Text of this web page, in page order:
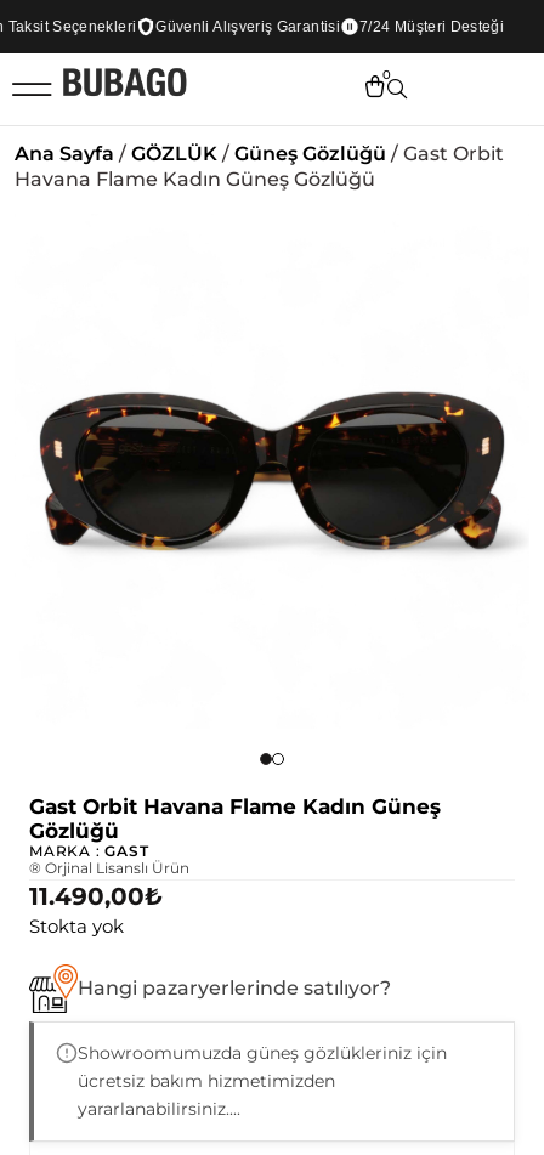
Seçenekleri Güvenli Alışveriş Garantisi 7/24 Müşteri Desteği
0
Ana Sayfa / GÖZLÜK / Güneş Gözlüğü / Gast Orbit
Havana Flame Kadın Güneş Gözlüğü
Gast Orbit Havana Flame Kadın Güneş
Gözlüğü
MARKA :GAST
® Orjinal Lisanslı Ürün
11.490,00₺
Stokta yok
Hangi pazaryerlerinde satılıyor?
Showroomumuzda güneş gözlükleriniz için
ücretsiz bakım hizmetimizden
yararlanabilirsiniz....